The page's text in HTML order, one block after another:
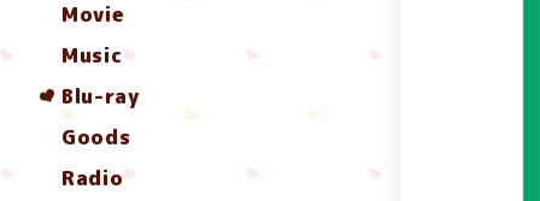
Movie
Music
Blu-ray
Goods
Radio